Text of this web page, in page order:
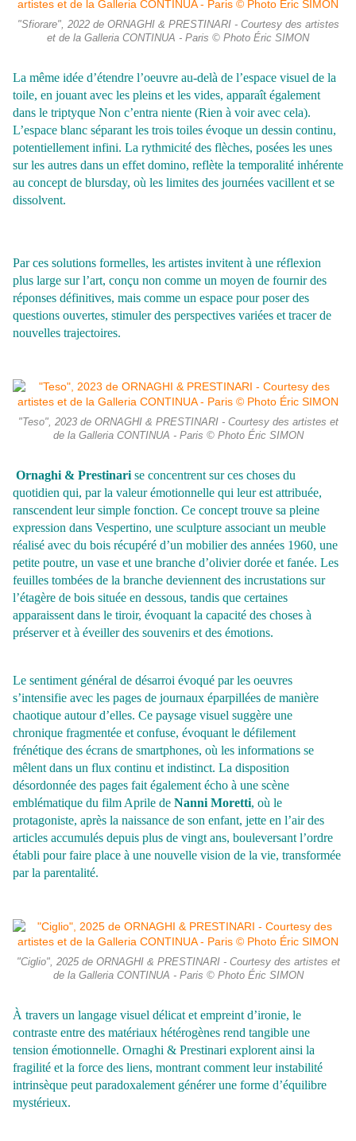
"Sfiorare", 2022 de ORNAGHI & PRESTINARI - Courtesy des artistes
et de la Galleria CONTINUA - Paris © Photo Éric SIMON
La même idée d’étendre l’oeuvre au-delà de l’espace visuel de la
toile, en jouant avec les pleins et les vides, apparaît également
dans le triptyque Non c’entra niente (Rien à voir avec cela).
L’espace blanc séparant les trois toiles évoque un dessin continu,
potentiellement infini. La rythmicité des flèches, posées les unes
sur les autres dans un effet domino, reflète la temporalité inhérente
au concept de blursday, où les limites des journées vacillent et se
dissolvent.
Par ces solutions formelles, les artistes invitent à une réflexion
plus large sur l’art, conçu non comme un moyen de fournir des
réponses définitives, mais comme un espace pour poser des
questions ouvertes, stimuler des perspectives variées et tracer de
nouvelles trajectoires.
"Teso", 2023 de ORNAGHI & PRESTINARI - Courtesy des artistes et
de la Galleria CONTINUA - Paris © Photo Éric SIMON
Ornaghi & Prestinari se concentrent sur ces choses du
quotidien qui, par la valeur émotionnelle qui leur est attribuée,
ranscendent leur simple fonction. Ce concept trouve sa pleine
expression dans Vespertino, une sculpture associant un meuble
réalisé avec du bois récupéré d’un mobilier des années 1960, une
petite poutre, un vase et une branche d’olivier dorée et fanée. Les
feuilles tombées de la branche deviennent des incrustations sur
l’étagère de bois située en dessous, tandis que certaines
apparaissent dans le tiroir, évoquant la capacité des choses à
préserver et à éveiller des souvenirs et des émotions.
Le sentiment général de désarroi évoqué par les oeuvres
s’intensifie avec les pages de journaux éparpillées de manière
chaotique autour d’elles. Ce paysage visuel suggère une
chronique fragmentée et confuse, évoquant le défilement
frénétique des écrans de smartphones, où les informations se
mêlent dans un flux continu et indistinct. La disposition
désordonnée des pages fait également écho à une scène
emblématique du film Aprile de Nanni Moretti, où le
protagoniste, après la naissance de son enfant, jette en l’air des
articles accumulés depuis plus de vingt ans, bouleversant l’ordre
établi pour faire place à une nouvelle vision de la vie, transformée
par la parentalité.
"Ciglio", 2025 de ORNAGHI & PRESTINARI - Courtesy des artistes et
de la Galleria CONTINUA - Paris © Photo Éric SIMON
À travers un langage visuel délicat et empreint d’ironie, le
contraste entre des matériaux hétérogènes rend tangible une
tension émotionnelle. Ornaghi & Prestinari explorent ainsi la
fragilité et la force des liens, montrant comment leur instabilité
intrinsèque peut paradoxalement générer une forme d’équilibre
mystérieux.